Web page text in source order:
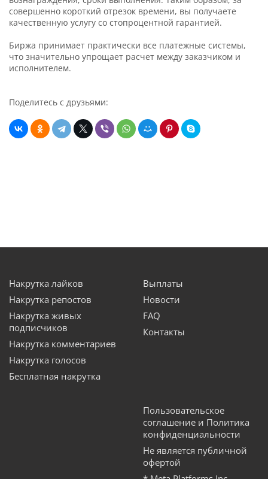
совершенно короткий отрезок времени, вы получаете
качественную услугу со стопроцентной гарантией.
Биржа принимает практически все платежные системы,
что значительно упрощает расчет между заказчиком и
исполнителем.
Поделитесь с друзьями:
Накрутка лайков
Накрутка репостов
Накрутка живых
подписчиков
Накрутка комментариев
Накрутка голосов
Бесплатная накрутка
Выплаты
Новости
FAQ
Контакты
Пользовательское
соглашение и Политика
конфиденциальности
Не является публичной
офертой